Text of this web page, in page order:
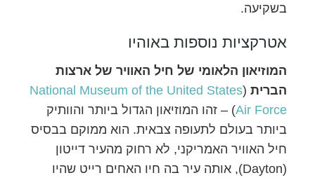
בשקיעה.
אטרקציות נוספות באוהיו
המוזיאון הלאומי של חיל האוויר של ארצות
הברית (
National Museum of the United States
Air Force) – זהו המוזיאון הגדול ביותר והוותיק
ביותר בעולם לתעופה צבאית. הוא ממוקם בבסיס
חיל האוויר האמריקני, לא רחוק מהעיר דייטון
(Dayton), אותה עיר בה חיו האחים רייט שהיו